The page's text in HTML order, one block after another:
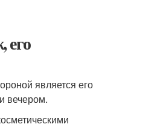
его
является его
вечером.